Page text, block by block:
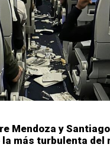
Mendoza y
más turbulenta del